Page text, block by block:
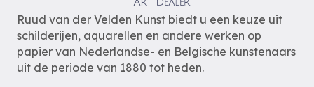
Ruud van der Velden Kunst biedt u een keuze uit
schilderijen, aquarellen en andere werken op
papier van Nederlandse- en Belgische kunstenaars
uit de periode van 1880 tot heden.